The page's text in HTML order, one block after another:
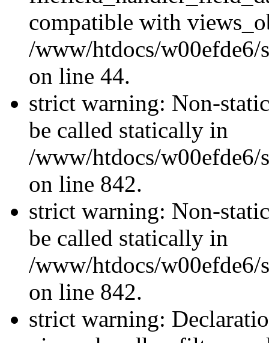
compatible with
/www/htdocs/
on line 44.
strict warning: Non-
be called statically in
/www/htdocs/w00efde6/
on line 842.
strict warning: Non-
be called statically in
/www/htdocs/w00efde6/
on line 842.
strict warning: